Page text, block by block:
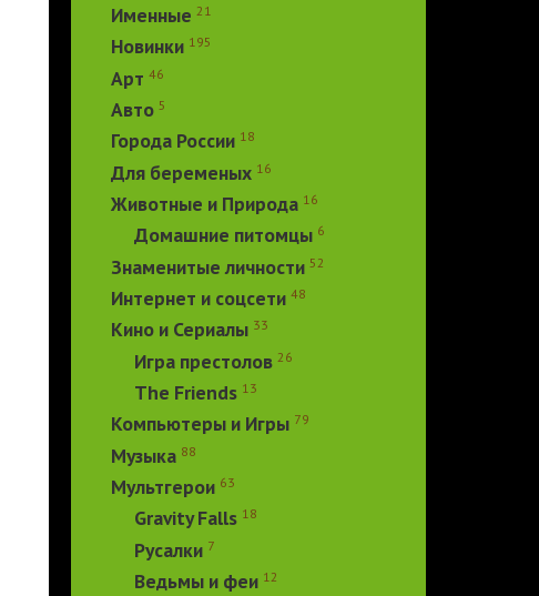
Именные 21
Новинки 195
Арт 46
Авто 5
Города России 18
Для беременых 16
Животные и Природа 16
Домашние питомцы 6
Знаменитые личности 52
Интернет и соцсети 48
Кино и Сериалы 33
Игра престолов 26
The Friends 13
Компьютеры и Игры 79
Музыка 88
Мультгерои 63
Gravity Falls 18
Русалки 7
Ведьмы и феи 12